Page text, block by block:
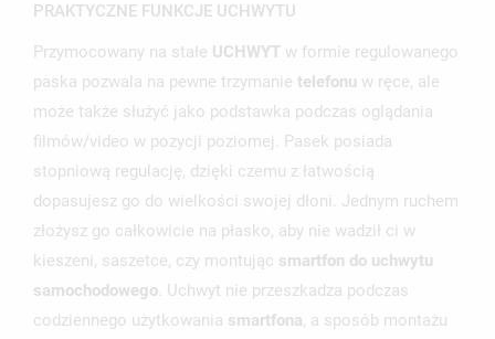
PRAKTYCZNE FUNKCJE UCHWYTU
Przymocowany na stałe UCHWYT w formie regulowanego
paska pozwala na pewne trzymanie telefonu w ręce, ale
może także służyć jako podstawka podczas oglądania
filmów/video w pozycji poziomej. Pasek posiada
stopniową regulację, dzięki czemu z łatwością
dopasujesz go do wielkości swojej dłoni. Jednym ruchem
złożysz go całkowicie na płasko, aby nie wadził ci w
kieszeni, saszetce, czy montując smartfon do uchwytu
samochodowego . Uchwyt nie przeszkadza podczas
codziennego użytkowania smartfona, a sposób montażu